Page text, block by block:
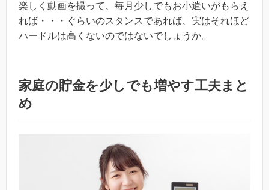
楽しく動画を撮って、毎月少しでもお小遣いがもらえ
れば・・・ぐらいのスタンスであれば、実はそれほど
ハードルは高くないのではないでしょうか。
家庭の貯金を少しでも増やす工夫まと
め